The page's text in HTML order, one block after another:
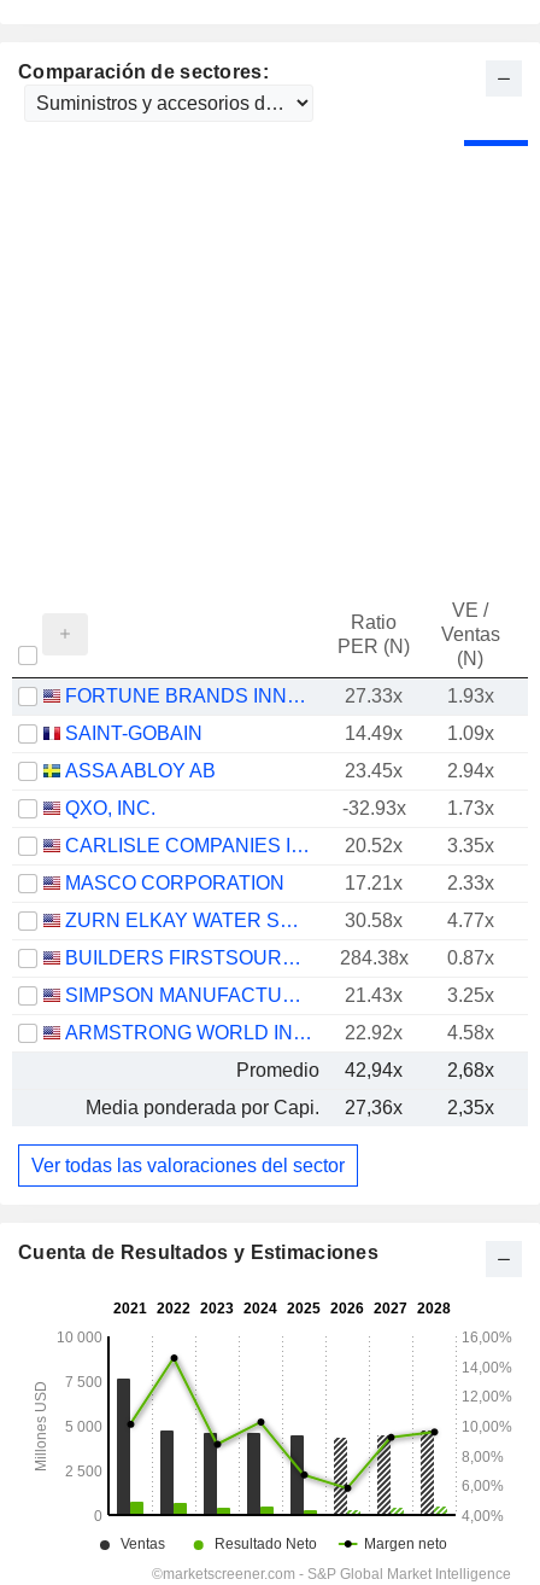
Comparación de sectores:
Ratio
PER (N)
VE /
Ventas
(N)
FORTUNE BRANDS INNOVATIONS, INC. 27.33x 1.93x
SAINT-GOBAIN
14.49x
1.09x
ASSA ABLOY AB
23.45x 2.94x
QXO, INC.
-32.93x 1.73x
CARLISLE COMPANIES INCORPORATED
20.52x 3.35x
MASCO CORPORATION
17.21x 2.33x
ZURN ELKAY WATER SOLUTIONS CORPORATION
30.58x 4.77x
BUILDERS FIRSTSOURCE, INC.
284.38x 0.87x
SIMPSON MANUFACTURING CO., INC.
21.43x 3.25x
ARMSTRONG WORLD INDUSTRIES, INC.
22.92x 4.58x
Promedio
42,94x 2,68x
Media ponderada por Capi.
27,36x 2,35x
Ver todas las valoraciones del sector
Cuenta de Resultados y Estimaciones